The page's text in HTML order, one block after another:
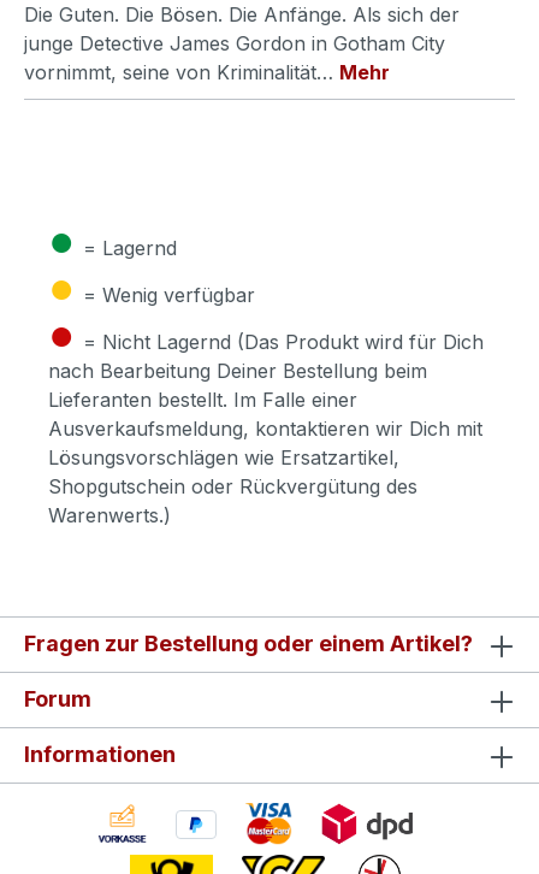
Die Guten. Die Bösen. Die Anfänge. Als sich der
junge Detective James Gordon in Gotham City
vornimmt, seine von Kriminalität… Mehr
● = Lagernd
● = Wenig verfügbar
● = Nicht Lagernd (Das Produkt wird für Dich
nach Bearbeitung Deiner Bestellung beim
Lieferanten bestellt. Im Falle einer
Ausverkaufsmeldung, kontaktieren wir Dich mit
Lösungsvorschlägen wie Ersatzartikel,
Shopgutschein oder Rückvergütung des
Warenwerts.)
Fragen zur Bestellung oder einem Artikel?
Forum
Informationen